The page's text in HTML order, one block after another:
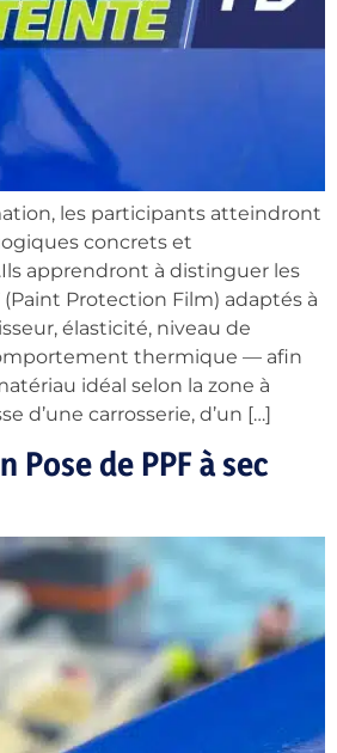
les participants atteindront
concrets et
apprendront à distinguer les
Protection Film) adaptés à
élasticité, niveau de
thermique — afin
idéal selon la zone à
d’une carrosserie, d’un […]
Pose de PPF à sec